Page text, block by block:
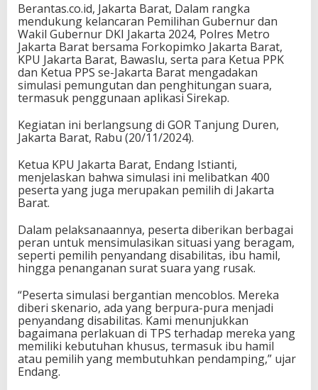
Berantas.co.id, Jakarta Barat, Dalam rangka
mendukung kelancaran Pemilihan Gubernur dan
Wakil Gubernur DKI Jakarta 2024, Polres Metro
Jakarta Barat bersama Forkopimko Jakarta Barat,
KPU Jakarta Barat, Bawaslu, serta para Ketua PPK
dan Ketua PPS se-Jakarta Barat mengadakan
simulasi pemungutan dan penghitungan suara,
termasuk penggunaan aplikasi Sirekap.
Kegiatan ini berlangsung di GOR Tanjung Duren,
Jakarta Barat, Rabu (20/11/2024).
Ketua KPU Jakarta Barat, Endang Istianti,
menjelaskan bahwa simulasi ini melibatkan 400
peserta yang juga merupakan pemilih di Jakarta
Barat.
Dalam pelaksanaannya, peserta diberikan berbagai
peran untuk mensimulasikan situasi yang beragam,
seperti pemilih penyandang disabilitas, ibu hamil,
hingga penanganan surat suara yang rusak.
“Peserta simulasi bergantian mencoblos. Mereka
diberi skenario, ada yang berpura-pura menjadi
penyandang disabilitas. Kami menunjukkan
bagaimana perlakuan di TPS terhadap mereka yang
memiliki kebutuhan khusus, termasuk ibu hamil
atau pemilih yang membutuhkan pendamping,” ujar
Endang.